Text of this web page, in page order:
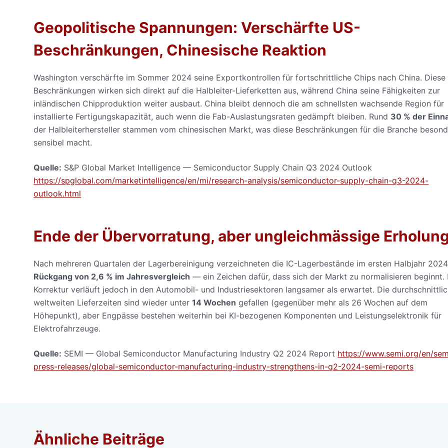
Geopolitische Spannungen: Verschärfte US-
Beschränkungen, Chinesische Reaktion
Washington verschärfte im Sommer 2024 seine Exportkontrollen für fortschrittliche Chips nach China. Diese
Beschränkungen wirken sich direkt auf die Halbleiter-Lieferketten aus, während China seine Fähigkeiten zur
inländischen Chipproduktion weiter ausbaut. China bleibt dennoch die am schnellsten wachsende Region für
installierte Fertigungskapazität, auch wenn die Fab-Auslastungsraten gedämpft bleiben. Rund 30 % der
der Halbleiterhersteller stammen vom chinesischen Markt, was diese Beschränkungen für die Branche
sensibel macht.
Quelle: S&P Global Market Intelligence — Semiconductor Supply Chain Q3 2024 Outlook
https://spglobal.com/marketintelligence/en/mi/research-analysis/semiconductor-supply-chain-q3-2024-
outlook.html
Ende der Übervorratung, aber ungleichmässige
Nach mehreren Quartalen der Lagerbereinigung verzeichneten die IC-Lagerbestände im ersten Halbjahr
Rückgang von 2,6 % im Jahresvergleich — ein Zeichen dafür, dass sich der Markt zu normalisieren beginnt.
Korrektur verläuft jedoch in den Automobil- und Industriesektoren langsamer als erwartet. Die
weltweiten Lieferzeiten sind wieder unter14 Wochen gefallen (gegenüber mehr als 26 Wochen auf dem
Höhepunkt), aber Engpässe bestehen weiterhin bei KI-bezogenen Komponenten und Leistungselektronik für
Elektrofahrzeuge.
Quelle: SEMI — Global Semiconductor Manufacturing Industry Q2 2024 Report https://www.semi.org/en/
press-releases/global-semiconductor-manufacturing-industry-strengthens-in-q2-2024-semi-reports
Ähnliche Beiträge